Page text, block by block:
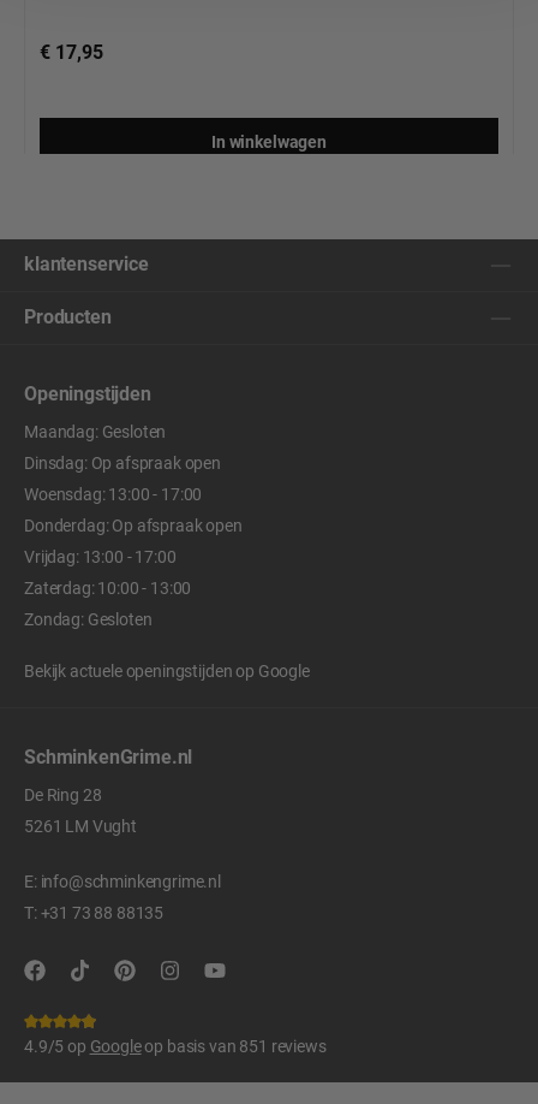
€ 17,95
In winkelwagen
klantenservice
Producten
Openingstijden
Maandag: Gesloten
Dinsdag: Op afspraak open
Woensdag: 13:00 - 17:00
Donderdag: Op afspraak open
Vrijdag: 13:00 - 17:00
Zaterdag: 10:00 - 13:00
Zondag: Gesloten
Bekijk actuele openingstijden op Google
SchminkenGrime.nl
De Ring 28
5261 LM Vught
E: info@schminkengrime.nl
T:+31 73 88 88135
4.9/5 op Googleop basis van 851 reviews